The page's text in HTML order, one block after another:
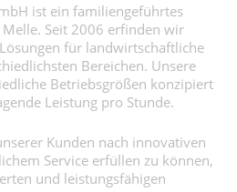
ist ein familiengeführtes
Seit 2006 erfinden wir
für landwirtschaftliche
Bereichen. Unsere
Betriebsgrößen konzipiert
Leistung pro Stunde.
Kunden nach innovativen
Service erfüllen zu können,
und leistungsfähigen